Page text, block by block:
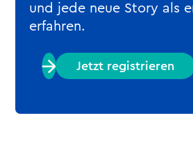
und jede neue Story als
erfahren.
Jetzt registrieren